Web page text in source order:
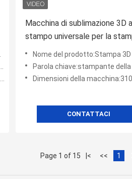
Macchina di sublimazione 3D a
stampo universale per la
custodie per telefoni
Nome del prodotto:Stampa 3D per telecabine a
Parola chiave:stampante della cassa
Dimensioni della
CONTATTACI
Page 1 of 15 |< << 1